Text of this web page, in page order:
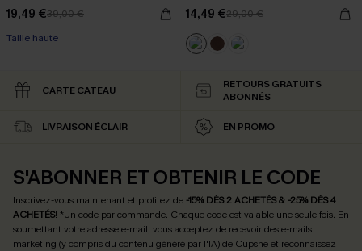
19,49 €39,00 €
Taille haute
14,49 €29,00 €
CARTE CATEAU
RETOURS GRATUITS
ABONNÉS
LIVRAISON ÉCLAIR EN PROMO
S'ABONNER ET OBTENIR LE CODE
Inscrivez-vous maintenant et profitez de -15% DÈS 2 ACHETÉS & -25% DÈS 4
ACHETÉS! *Un code par commande. Chaque code est valable une seule fois. En
soumettant votre adresse e-mail, vous acceptez de recevoir des e-mails
marketing (y compris du contenu généré par l'IA) de Cupshe et reconnaissez